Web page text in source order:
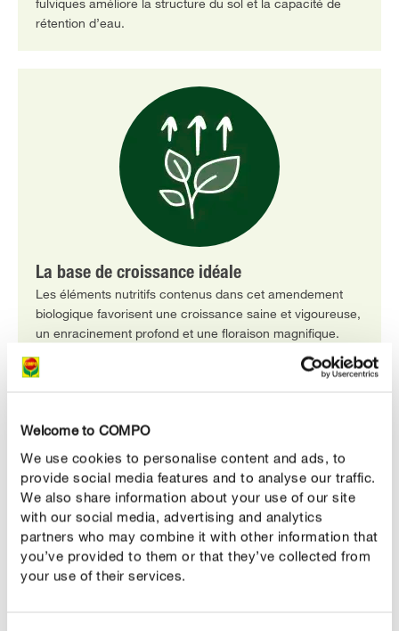
Welcome to COMPO
We use cookies to personalise content and ads, to
provide social media features and to analyse our traffic.
We also share information about your use of our site
with our social media, advertising and analytics
partners who may combine it with other information that
you’ve provided to them or that they’ve collected from
your use of their services.
rétention d’eau.
La base de croissance idéale
Les éléments nutritifs contenus dans cet amendement
biologique favorisent une croissance saine et vigoureuse,
un enracinement profond et une floraison magnifique.
Tourbe certifiée RPP